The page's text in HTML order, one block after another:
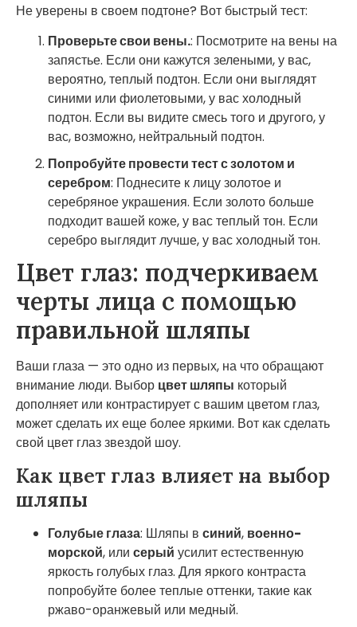
Не уверены в своем подтоне? Вот быстрый тест:
Проверьте свои вены.: Посмотрите на вены на
запястье. Если они кажутся зелеными, у вас,
вероятно, теплый подтон. Если они выглядят
синими или фиолетовыми, у вас холодный
подтон. Если вы видите смесь того и другого, у
вас, возможно, нейтральный подтон.
Попробуйте провести тест с золотом и
серебром: Поднесите к лицу золотое и
серебряное украшения. Если золото больше
подходит вашей коже, у вас теплый тон. Если
серебро выглядит лучше, у вас холодный тон.
Цвет глаз: подчеркиваем
черты лица с помощью
правильной шляпы
Ваши глаза — это одно из первых, на что обращают
внимание люди. Выбор цвет шляпы который
дополняет или контрастирует с вашим цветом глаз,
может сделать их еще более яркими. Вот как сделать
свой цвет глаз звездой шоу.
Как цвет глаз влияет на выбор
шляпы
Голубые глаза: Шляпы в синий, военно-
морской, или серый усилит естественную
яркость голубых глаз. Для яркого контраста
попробуйте более теплые оттенки, такие как
ржаво-оранжевый или медный.